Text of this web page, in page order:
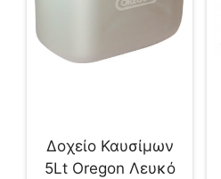
Δοχείο Καυσίμων
5Lt Oregon Λευκό